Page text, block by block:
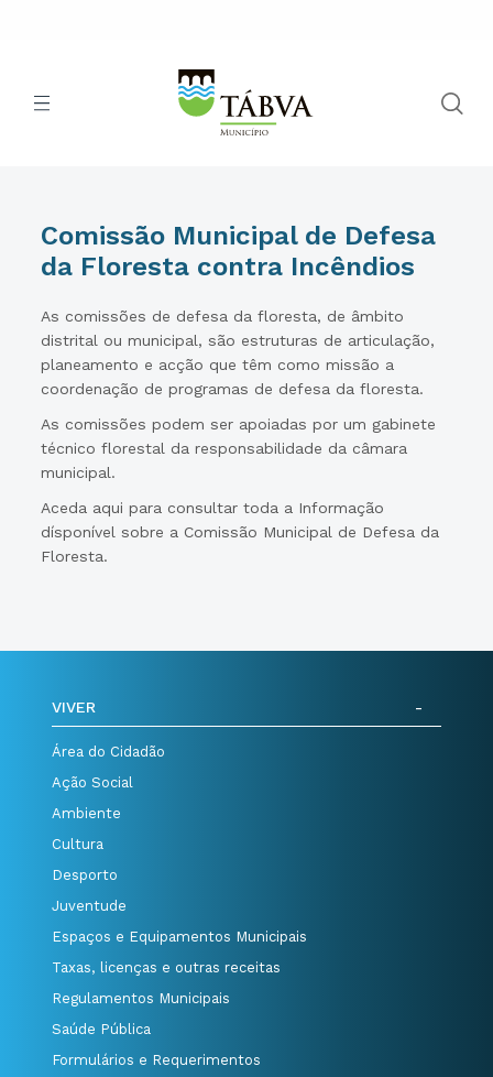
Comissão Municipal de Defesa
da Floresta contra Incêndios
As comissões de defesa da floresta, de âmbito
distrital ou municipal, são estruturas de articulação,
planeamento e acção que têm como missão a
coordenação de programas de defesa da floresta.
As comissões podem ser apoiadas por um gabinete
técnico florestal da responsabilidade da câmara
municipal.
Aceda aqui para consultar toda a Informação
dísponível sobre a Comissão Municipal de Defesa da
Floresta.
VIVER
Área do Cidadão
Ação Social
Ambiente
Cultura
Desporto
Juventude
Espaços e Equipamentos Municipais
Taxas, licenças e outras receitas
Regulamentos Municipais
Saúde Pública
Formulários e Requerimentos